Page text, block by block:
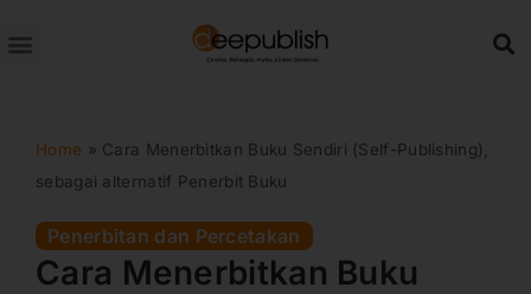
ke
Home » Cara Menerbitkan Buku Sendiri (Self-Publishing),
sebagai alternatif Penerbit Buku
Penerbitan dan Percetakan
Cara Menerbitkan Buku